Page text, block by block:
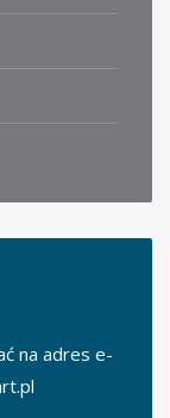
na adres e-